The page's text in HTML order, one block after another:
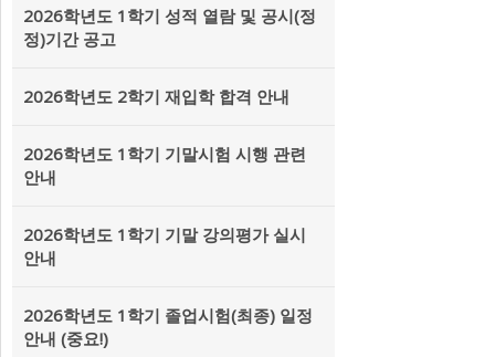
2026학년도 1학기 성적 열람 및 공시(정
정)기간 공고
2026학년도 2학기 재입학 합격 안내
2026학년도 1학기 기말시험 시행 관련
안내
2026학년도 1학기 기말 강의평가 실시
안내
2026학년도 1학기 졸업시험(최종) 일정
안내 (중요!)